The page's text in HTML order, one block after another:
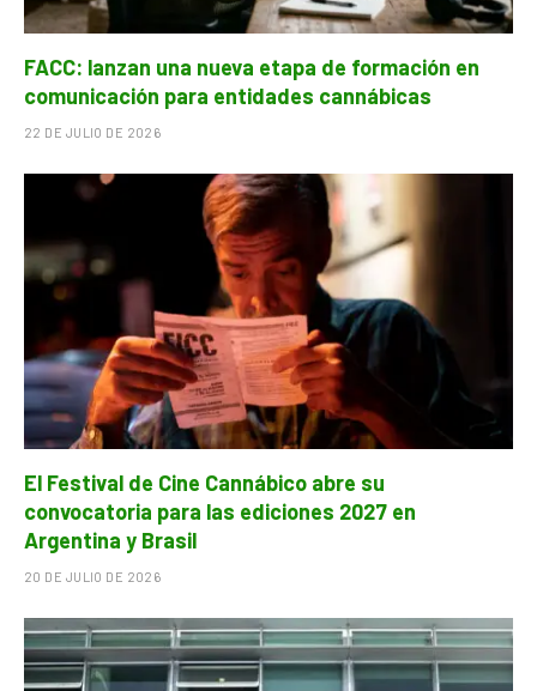
FACC: lanzan una nueva etapa de formación en
comunicación para entidades cannábicas
22 DE JULIO DE 2026
El Festival de Cine Cannábico abre su
convocatoria para las ediciones 2027 en
Argentina y Brasil
20 DE JULIO DE 2026